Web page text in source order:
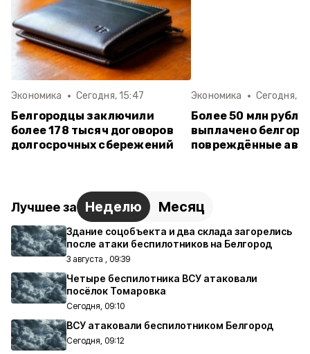
Экономика Сегодня, 15:47
Белгородцы заключили
более 178 тысяч договоров
долгосрочных сбережений
Экономика Сегодня,
Более 50 млн
выплачено
повреждённые
Лучшее за Неделю Месяц
Здание соцобъекта и два склада загорелись
после атаки беспилотников на Белгород
3 августа , 09:39
Четыре беспилотника ВСУ атаковали
посёлок Томаровка
Сегодня, 09:10
ВСУ атаковали беспилотником Белгород
Сегодня, 09:12